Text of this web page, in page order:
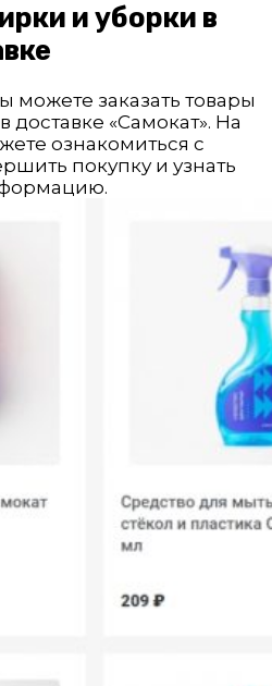
и уборки в
можете заказать товары
доставке «Самокат». На
ознакомиться с
покупку и узнать